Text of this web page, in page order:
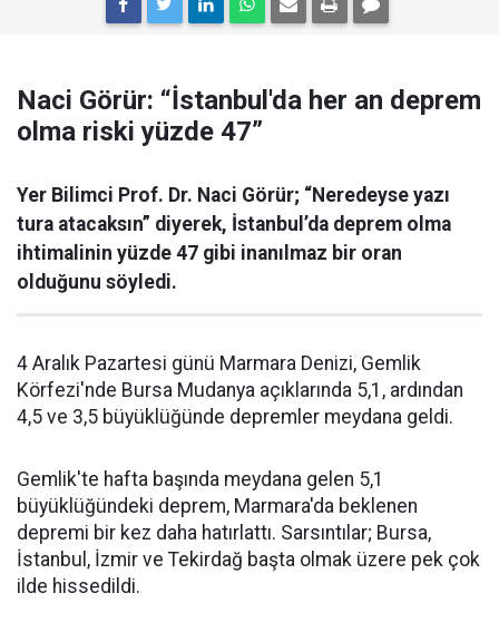
Naci Görür: “İstanbul'da her an deprem
olma riski yüzde 47”
Yer Bilimci Prof. Dr. Naci Görür; “Neredeyse yazı
tura atacaksın” diyerek, İstanbul’da deprem olma
ihtimalinin yüzde 47 gibi inanılmaz bir oran
olduğunu söyledi.
4 Aralık Pazartesi günü Marmara Denizi, Gemlik
Körfezi'nde Bursa Mudanya açıklarında 5,1, ardından
4,5 ve 3,5 büyüklüğünde depremler meydana geldi.
Gemlik'te hafta başında meydana gelen 5,1
büyüklüğündeki deprem, Marmara'da beklenen
depremi bir kez daha hatırlattı. Sarsıntılar; Bursa,
İstanbul, İzmir ve Tekirdağ başta olmak üzere pek çok
ilde hissedildi.